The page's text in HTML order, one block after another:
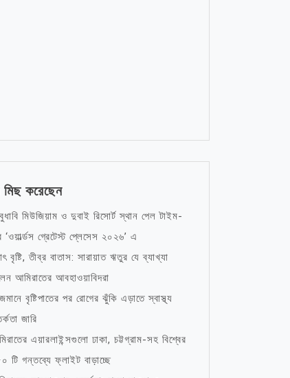
মিছ করেছেন
মিউজিয়াম ও দুবাই রিসোর্ট স্থান পেল টাইম-
গ্রেটেস্ট প্লেসেস ২০২৬’ এ
বৃষ্টি, তীব্র বাতাস: সারায়াত ঋতুর যে ব্যাখ্যা
আমিরাতের আবহাওয়াবিদরা
বৃষ্টিপাতের পর রোগের ঝুঁকি এড়াতে স্বাস্থ্য
জারি
এয়ারলাইন্সগুলো ঢাকা, চট্টগ্রাম-সহ বিশ্বের
টি গন্তব্যে ফ্লাইট বাড়াচ্ছে